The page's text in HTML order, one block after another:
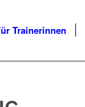
Trainerinnen